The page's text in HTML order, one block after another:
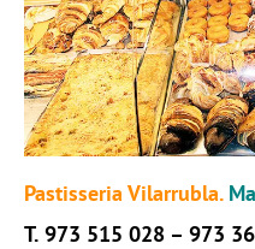
Pastisseria Vilarrubla.
T. 973 515 028 – 973